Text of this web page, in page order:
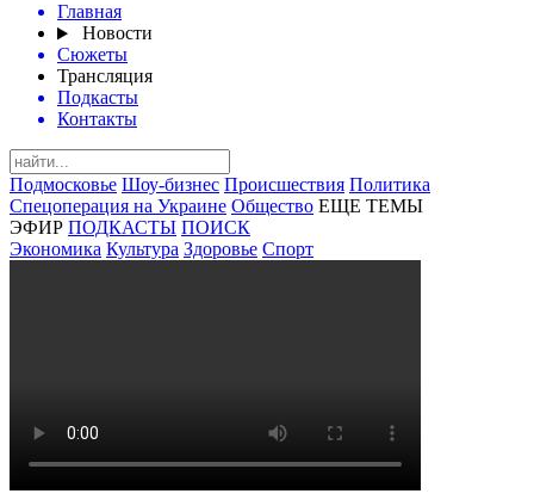
Главная
Новости
Сюжеты
Трансляция
Подкасты
Контакты
Подмосковье Шоу-бизнес Происшествия Политика
Спецоперация на Украине Общество ЕЩЕ ТЕМЫ
ЭФИР ПОДКАСТЫ ПОИСК
Экономика Культура Здоровье Спорт